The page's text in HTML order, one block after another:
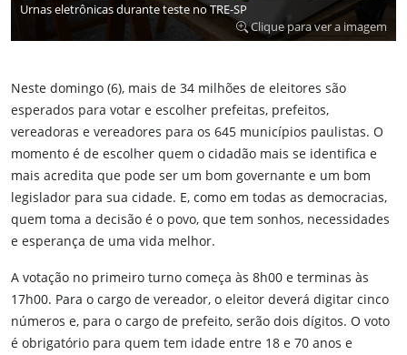
Urnas eletrônicas durante teste no TRE-SP
Clique para ver a imagem
Neste domingo (6), mais de 34 milhões de eleitores são
esperados para votar e escolher prefeitas, prefeitos,
vereadoras e vereadores para os 645 municípios paulistas. O
momento é de escolher quem o cidadão mais se identifica e
mais acredita que pode ser um bom governante e um bom
legislador para sua cidade. E, como em todas as democracias,
quem toma a decisão é o povo, que tem sonhos, necessidades
e esperança de uma vida melhor.
A votação no primeiro turno começa às 8h00 e terminas às
17h00. Para o cargo de vereador, o eleitor deverá digitar cinco
números e, para o cargo de prefeito, serão dois dígitos. O voto
é obrigatório para quem tem idade entre 18 e 70 anos e